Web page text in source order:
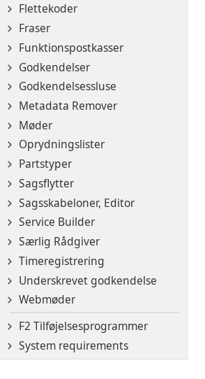
Flettekoder
Fraser
Funktionspostkasser
Godkendelser
Godkendelsessluse
Metadata Remover
Møder
Oprydningslister
Partstyper
Sagsflytter
Sagsskabeloner, Editor
Service Builder
Særlig Rådgiver
Timeregistrering
Underskrevet godkendelse
Webmøder
F2 Tilføjelsesprogrammer
System requirements